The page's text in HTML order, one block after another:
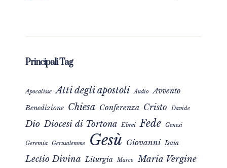
Principali Tag
Apocalisse Atti degli apostoli Audio Avvento
Benedizione Chiesa Conferenza Cristo Davide
Dio Diocesi di Tortona Ebrei Fede Genesi
Geremia Gerusalemme Gesù Giovanni Isaia
Lectio Divina Liturgia Marco Maria Vergine